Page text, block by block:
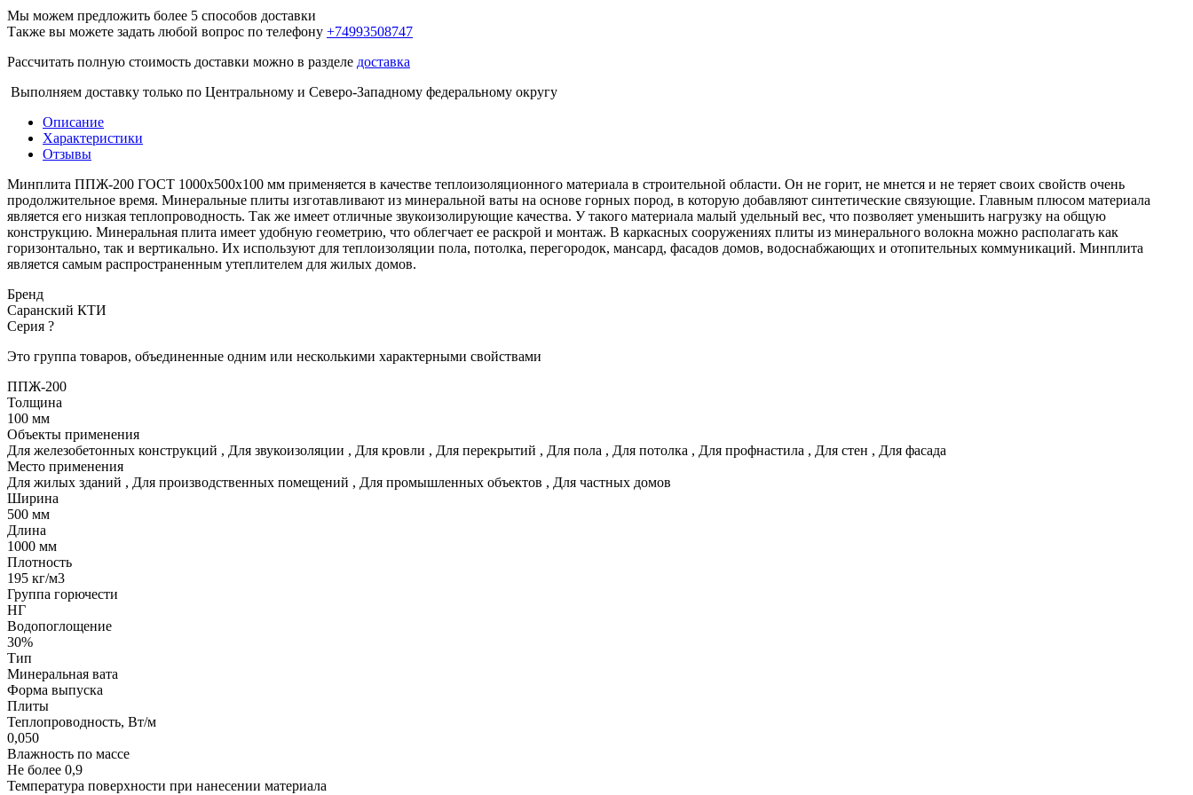
Мы можем предложить более 5 способов доставки
Также вы можете задать любой вопрос по телефону +74993508747
Рассчитать полную стоимость доставки можно в разделе доставка
Выполняем доставку только по Центральному и Северо-Западному федеральному округу
Описание
Характеристики
Отзывы
Минплита ППЖ-200 ГОСТ 1000х500х100 мм применяется в качестве теплоизоляционного материала в строительной области. Он не горит, не мнется и не теряет своих свойств очень
продолжительное время. Минеральные плиты изготавливают из минеральной ваты на основе горных пород, в которую добавляют синтетические связующие. Главным плюсом материала
является его низкая теплопроводность. Так же имеет отличные звукоизолирующие качества. У такого материала малый удельный вес, что позволяет уменьшить нагрузку на общую
конструкцию. Минеральная плита имеет удобную геометрию, что облегчает ее раскрой и монтаж. В каркасных сооружениях плиты из минерального волокна можно располагать как
горизонтально, так и вертикально. Их используют для теплоизоляции пола, потолка, перегородок, мансард, фасадов домов, водоснабжающих и отопительных коммуникаций. Минплита
является самым распространенным утеплителем для жилых домов.
Бренд
Саранский КТИ
Серия ?
Это группа товаров, объединенные одним или несколькими характерными свойствами
ППЖ-200
Толщина
100 мм
Объекты применения
Для железобетонных конструкций , Для звукоизоляции , Для кровли , Для перекрытий , Для пола , Для потолка , Для профнастила , Для стен , Для фасада
Место применения
Для жилых зданий , Для производственных помещений , Для промышленных объектов , Для частных домов
Ширина
500 мм
Длина
1000 мм
Плотность
195 кг/м3
Группа горючести
НГ
Водопоглощение
30%
Тип
Минеральная вата
Форма выпуска
Плиты
Теплопроводность, Вт/м
0,050
Влажность по массе
Не более 0,9
Температура поверхности при нанесении материала